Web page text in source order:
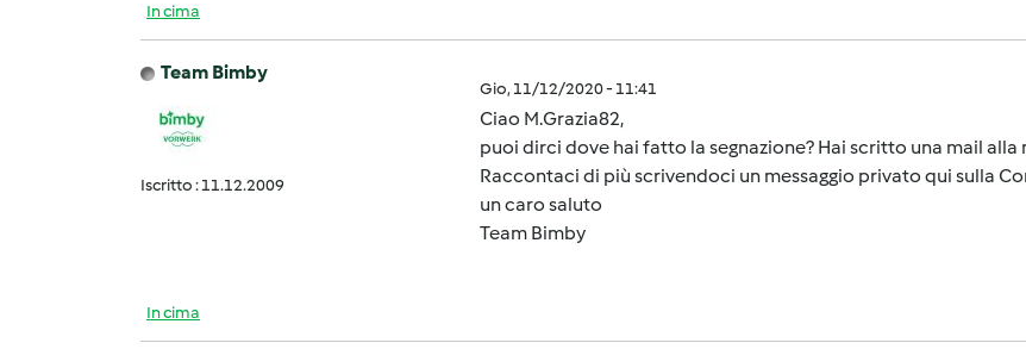
In cima
Team Bimby
Iscritto : 11.12.2009
Gio, 11/12/2020 - 11:41
Ciao M.Grazia82,
puoi dirci dove hai fatto la segnazione? Hai scritto una mail alla
Raccontaci di più scrivendoci un messaggio privato qui sulla
un caro saluto
Team Bimby
In cima